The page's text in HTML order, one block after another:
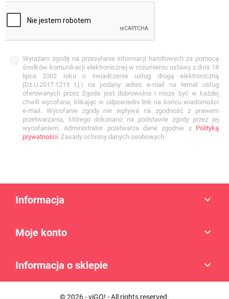
Wyrażam zgodę na przesyłanie informacji handlowych za pomocą
środków komunikacji elektronicznej w rozumieniu ustawy z dnia 18
lipca 2002 roku o świadczenie usług drogą elektroniczną
(Dz.U.2017.1219 t.j.) na podany adres e-mail na temat usług
oferowanych przez Zgoda jest dobrowolna i może być w każdej
chwili wycofana, klikając w odpowiedni link na końcu wiadomości
e-mail. Wycofanie zgody nie wpływa na zgodność z prawem
przetwarzania, którego dokonano na podstawie zgody przez jej
wycofaniem. Administrator przetwarza dane zgodnie z Polityką
prywatności. Zasady ochrony danych osobowych.
Informacja 
Moje konto 
Informacja o sklepie 
© 2026 - viGO! - All rights reserved.